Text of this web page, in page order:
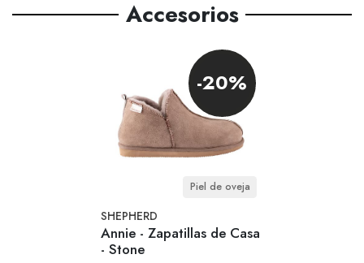
Accesorios
-20%
Piel de oveja
SHEPHERD
Annie - Zapatillas de Casa
- Stone